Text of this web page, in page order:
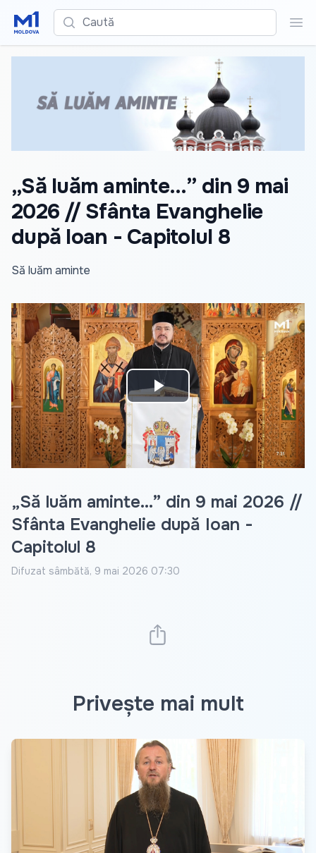
Caută
„Să luăm aminte...” din 9 mai
2026 // Sfânta Evanghelie
după Ioan - Capitolul 8
Să luăm aminte
Play
Video
„Să luăm aminte...” din 9 mai 2026 //
Sfânta Evanghelie după Ioan -
Capitolul 8
Difuzat sâmbătă, 9 mai 2026 07:30
Privește mai mult